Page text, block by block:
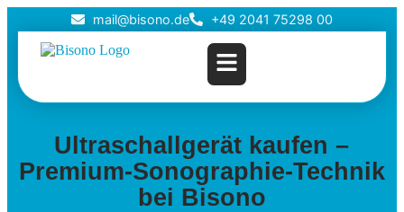
mail@bisono.de +49 2041 75298 00
Ultraschallgerät kaufen –
Premium-Sonographie-Technik
bei Bisono